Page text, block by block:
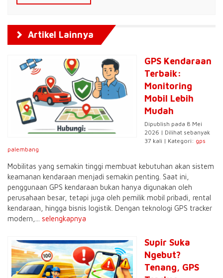
Artikel Lainnya
GPS Kendaraan
Terbaik:
Monitoring
Mobil Lebih
Mudah
Dipublish pada 8 Mei
2026 | Dilihat sebanyak
37 kali | Kategori: gps
palembang
Mobilitas yang semakin tinggi membuat kebutuhan akan sistem
keamanan kendaraan menjadi semakin penting. Saat ini,
penggunaan GPS kendaraan bukan hanya digunakan oleh
perusahaan besar, tetapi juga oleh pemilik mobil pribadi, rental
kendaraan, hingga bisnis logistik. Dengan teknologi GPS tracker
modern,... selengkapnya
Supir Suka
Ngebut?
Tenang, GPS